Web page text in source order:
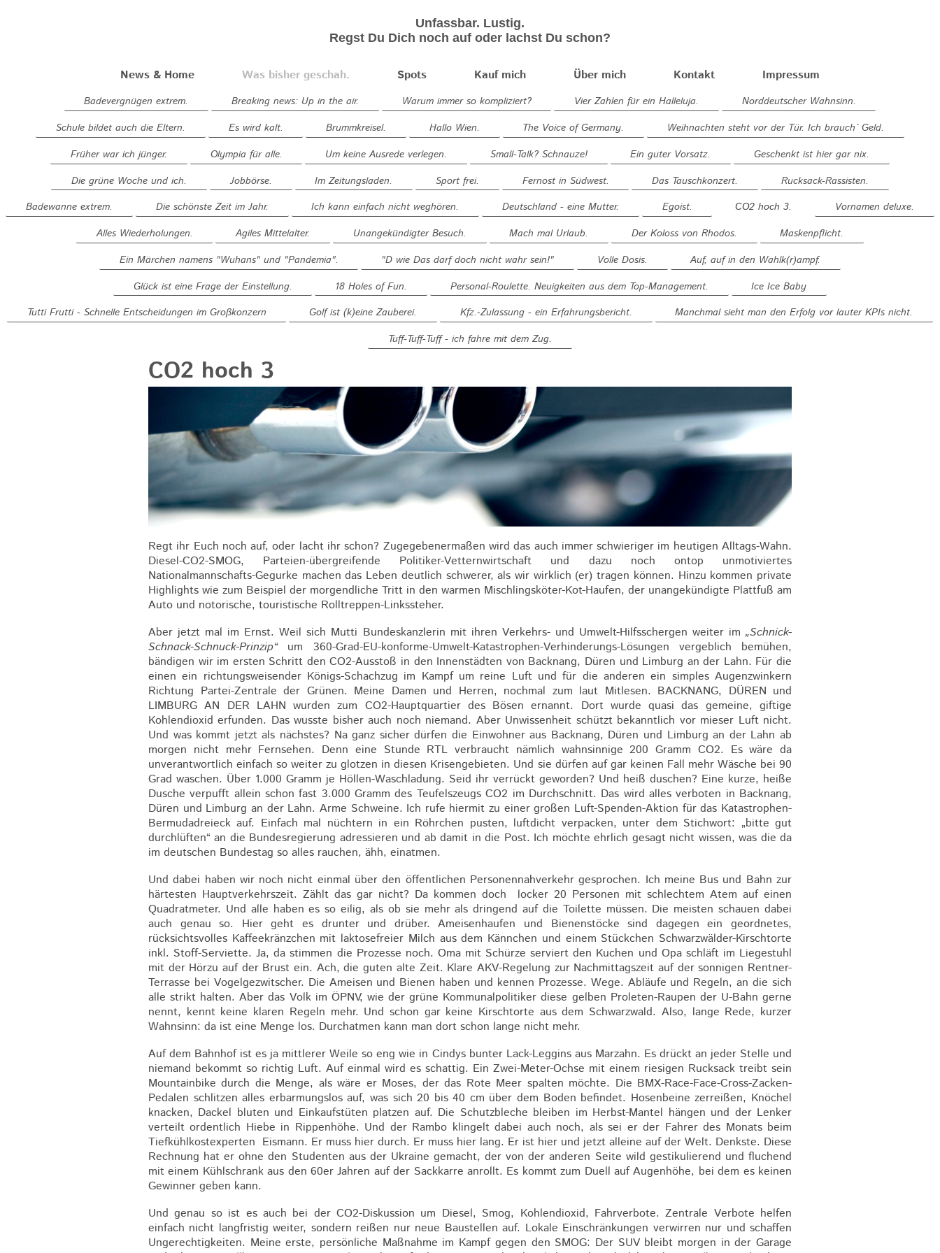
Unfassbar. Lustig.
Regst Du Dich noch auf oder lachst Du schon?
News & Home Was bisher geschah. Spots Kauf mich Über mich Kontakt Impressum
Badevergnügen extrem. Breaking news: Up in the air. Warum immer so kompliziert? Vier Zahlen für ein Halleluja.
Norddeutscher Wahnsinn.
Schule bildet auch die Eltern.
Es wird kalt. Brummkreisel. Hallo Wien. The Voice of Germany.
Weihnachten steht vor der Tür. Ich brauch` Geld.
Früher war ich jünger.
Olympia für alle. Um keine Ausrede verlegen. Small-Talk? Schnauze! Ein guter Vorsatz.
Geschenkt ist hier gar nix.
Die grüne Woche und ich.
Jobbörse. Im Zeitungsladen. Sport frei. Fernost in Südwest. Das Tauschkonzert.
Rucksack-Rassisten.
Badewanne extrem.
Die schönste Zeit im Jahr. Ich kann einfach nicht weghören. Deutschland - eine Mutter. Egoist. CO2 hoch 3.
Vornamen deluxe.
Alles Wiederholungen.
Agiles Mittelalter. Unangekündigter Besuch. Mach mal Urlaub. Der Koloss von Rhodos.
Maskenpflicht.
Ein Märchen namens "Wuhans" und "Pandemia".
"D wie Das darf doch nicht wahr sein!" Volle Dosis.
Auf, auf in den Wahlk(r)ampf.
Glück ist eine Frage der Einstellung.
18 Holes of Fun. Personal-Roulette. Neuigkeiten aus dem Top-Management.
Ice Ice Baby
Tutti Frutti - Schnelle Entscheidungen im Großkonzern
Golf ist (k)eine Zauberei. Kfz.-Zulassung - ein Erfahrungsbericht.
Manchmal sieht man den Erfolg vor lauter KPIs nicht.
Tuff-Tuff-Tuff - ich fahre mit dem Zug.
CO2 hoch 3
Regt ihr Euch noch auf, oder lacht ihr schon? Zugegebenermaßen wird das auch immer schwieriger im heutigen Alltags-Wahn.
Diesel-CO2-SMOG, Parteien-übergreifende Politiker-Vetternwirtschaft und dazu noch ontop unmotiviertes
Nationalmannschafts-Gegurke machen das Leben deutlich schwerer, als wir wirklich (er) tragen können. Hinzu kommen private
Highlights wie zum Beispiel der morgendliche Tritt in den warmen Mischlingsköter-Kot-Haufen, der unangekündigte Plattfuß am
Auto und notorische, touristische Rolltreppen-Linkssteher.
Aber jetzt mal im Ernst. Weil sich Mutti Bundeskanzlerin mit ihren Verkehrs- und Umwelt-Hilfsschergen weiter im„Schnick-
Schnack-Schnuck-Prinzip“um 360-Grad-EU-konforme-Umwelt-Katastrophen-Verhinderungs-Lösungen vergeblich bemühen,
bändigen wir im ersten Schritt den CO2-Ausstoß in den Innenstädten von Backnang, Düren und Limburg an der Lahn. Für die
einen ein richtungsweisender Königs-Schachzug im Kampf um reine Luft und für die anderen ein simples Augenzwinkern
Richtung Partei-Zentrale der Grünen. Meine Damen und Herren, nochmal zum laut Mitlesen. BACKNANG, DÜREN und
LIMBURG AN DER LAHN wurden zum CO2-Hauptquartier des Bösen ernannt. Dort wurde quasi das gemeine, giftige
Kohlendioxid erfunden. Das wusste bisher auch noch niemand. Aber Unwissenheit schützt bekanntlich vor mieser Luft nicht.
Und was kommt jetzt als nächstes? Na ganz sicher dürfen die Einwohner aus Backnang, Düren und Limburg an der Lahn ab
morgen nicht mehr Fernsehen. Denn eine Stunde RTL verbraucht nämlich wahnsinnige 200 Gramm CO2. Es wäre da
unverantwortlich einfach so weiter zu glotzen in diesen Krisengebieten. Und sie dürfen auf gar keinen Fall mehr Wäsche bei 90
Grad waschen. Über 1.000 Gramm je Höllen-Waschladung. Seid ihr verrückt geworden? Und heiß duschen? Eine kurze, heiße
Dusche verpufft allein schon fast 3.000 Gramm des Teufelszeugs CO2 im Durchschnitt. Das wird alles verboten in Backnang,
Düren und Limburg an der Lahn. Arme Schweine. Ich rufe hiermit zu einer großen Luft-Spenden-Aktion für das Katastrophen-
Bermudadreieck auf. Einfach mal nüchtern in ein Röhrchen pusten, luftdicht verpacken, unter dem Stichwort: „bitte gut
durchlüften“ an die Bundesregierung adressieren und ab damit in die Post. Ich möchte ehrlich gesagt nicht wissen, was die da
im deutschen Bundestag so alles rauchen, ähh, einatmen.
Und dabei haben wir noch nicht einmal über den öffentlichen Personennahverkehr gesprochen. Ich meine Bus und Bahn zur
härtesten Hauptverkehrszeit. Zählt das gar nicht? Da kommen doch locker 20 Personen mit schlechtem Atem auf einen
Quadratmeter. Und alle haben es so eilig, als ob sie mehr als dringend auf die Toilette müssen. Die meisten schauen dabei
auch genau so. Hier geht es drunter und drüber. Ameisenhaufen und Bienenstöcke sind dagegen ein geordnetes,
rücksichtsvolles Kaffeekränzchen mit laktosefreier Milch aus dem Kännchen und einem Stückchen Schwarzwälder-Kirschtorte
inkl. Stoff-Serviette. Ja, da stimmen die Prozesse noch. Oma mit Schürze serviert den Kuchen und Opa schläft im Liegestuhl
mit der Hörzu auf der Brust ein. Ach, die guten alte Zeit. Klare AKV-Regelung zur Nachmittagszeit auf der sonnigen Rentner-
Terrasse bei Vogelgezwitscher. Die Ameisen und Bienen haben und kennen Prozesse. Wege. Abläufe und Regeln, an die sich
alle strikt halten. Aber das Volk im ÖPNV, wie der grüne Kommunalpolitiker diese gelben Proleten-Raupen der U-Bahn gerne
nennt, kennt keine klaren Regeln mehr. Und schon gar keine Kirschtorte aus dem Schwarzwald. Also, lange Rede, kurzer
Wahnsinn: da ist eine Menge los. Durchatmen kann man dort schon lange nicht mehr.
Auf dem Bahnhof ist es ja mittlerer Weile so eng wie in Cindys bunter Lack-Leggins aus Marzahn. Es drückt an jeder Stelle und
niemand bekommt so richtig Luft. Auf einmal wird es schattig. Ein Zwei-Meter-Ochse mit einem riesigen Rucksack treibt sein
Mountainbike durch die Menge, als wäre er Moses, der das Rote Meer spalten möchte. Die BMX-Race-Face-Cross-Zacken-
Pedalen schlitzen alles erbarmungslos auf, was sich 20 bis 40 cm über dem Boden befindet. Hosenbeine zerreißen, Knöchel
knacken, Dackel bluten und Einkaufstüten platzen auf. Die Schutzbleche bleiben im Herbst-Mantel hängen und der Lenker
verteilt ordentlich Hiebe in Rippenhöhe. Und der Rambo klingelt dabei auch noch, als sei er der Fahrer des Monats beim
Tiefkühlkostexperten Eismann. Er muss hier durch. Er muss hier lang. Er ist hier und jetzt alleine auf der Welt. Denkste. Diese
Rechnung hat er ohne den Studenten aus der Ukraine gemacht, der von der anderen Seite wild gestikulierend und fluchend
mit einem Kühlschrank aus den 60er Jahren auf der Sackkarre anrollt. Es kommt zum Duell auf Augenhöhe, bei dem es keinen
Gewinner geben kann.
Und genau so ist es auch bei der CO2-Diskussion um Diesel, Smog, Kohlendioxid, Fahrverbote. Zentrale Verbote helfen
einfach nicht langfristig weiter, sondern reißen nur neue Baustellen auf. Lokale Einschränkungen verwirren nur und schaffen
Ungerechtigkeiten. Meine erste, persönliche Maßnahme im Kampf gegen den SMOG: Der SUV bleibt morgen in der Garage